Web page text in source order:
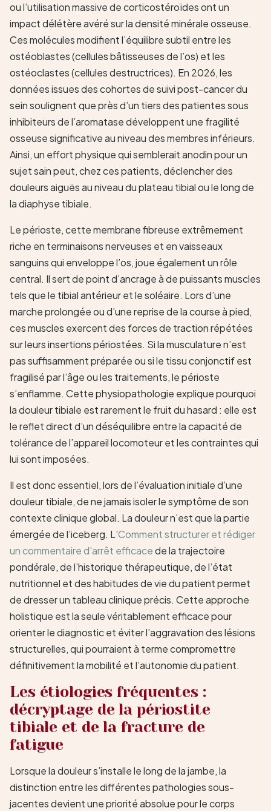
ou l’utilisation massive de corticostéroïdes ont un
impact délétère avéré sur la densité minérale osseuse.
Ces molécules modifient l’équilibre subtil entre les
ostéoblastes (cellules bâtisseuses de l’os) et les
ostéoclastes (cellules destructrices). En 2026, les
données issues des cohortes de suivi post-cancer du
sein soulignent que près d’un tiers des patientes sous
inhibiteurs de l’aromatase développent une fragilité
osseuse significative au niveau des membres inférieurs.
Ainsi, un effort physique qui semblerait anodin pour un
sujet sain peut, chez ces patients, déclencher des
douleurs aiguës au niveau du plateau tibial ou le long de
la diaphyse tibiale.
Le périoste, cette membrane fibreuse extrêmement
riche en terminaisons nerveuses et en vaisseaux
sanguins qui enveloppe l’os, joue également un rôle
central. Il sert de point d’ancrage à de puissants muscles
tels que le tibial antérieur et le soléaire. Lors d’une
marche prolongée ou d’une reprise de la course à pied,
ces muscles exercent des forces de traction répétées
sur leurs insertions périostées. Si la musculature n’est
pas suffisamment préparée ou si le tissu conjonctif est
fragilisé par l’âge ou les traitements, le périoste
s’enflamme. Cette physiopathologie explique pourquoi
la douleur tibiale est rarement le fruit du hasard : elle est
le reflet direct d’un déséquilibre entre la capacité de
tolérance de l’appareil locomoteur et les contraintes qui
lui sont imposées.
Il est donc essentiel, lors de l’évaluation initiale d’une
douleur tibiale, de ne jamais isoler le symptôme de son
contexte clinique global. La douleur n’est que la partie
émergée de l’iceberg. L’Comment structurer et rédiger
un commentaire d'arrêt efficacede la trajectoire
pondérale, de l’historique thérapeutique, de l’état
nutritionnel et des habitudes de vie du patient permet
de dresser un tableau clinique précis. Cette approche
holistique est la seule véritablement efficace pour
orienter le diagnostic et éviter l’aggravation des lésions
structurelles, qui pourraient à terme compromettre
définitivement la mobilité et l’autonomie du patient.
Les étiologies fréquentes :
décryptage de la périostite
tibiale et de la fracture de
fatigue
Lorsque la douleur s’installe le long de la jambe, la
distinction entre les différentes pathologies sous-
jacentes devient une priorité absolue pour le corps